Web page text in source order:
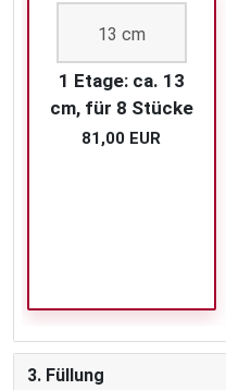
13 cm
1 Etage: ca. 13
cm, für 8 Stücke
81,00 EUR
3. Füllung